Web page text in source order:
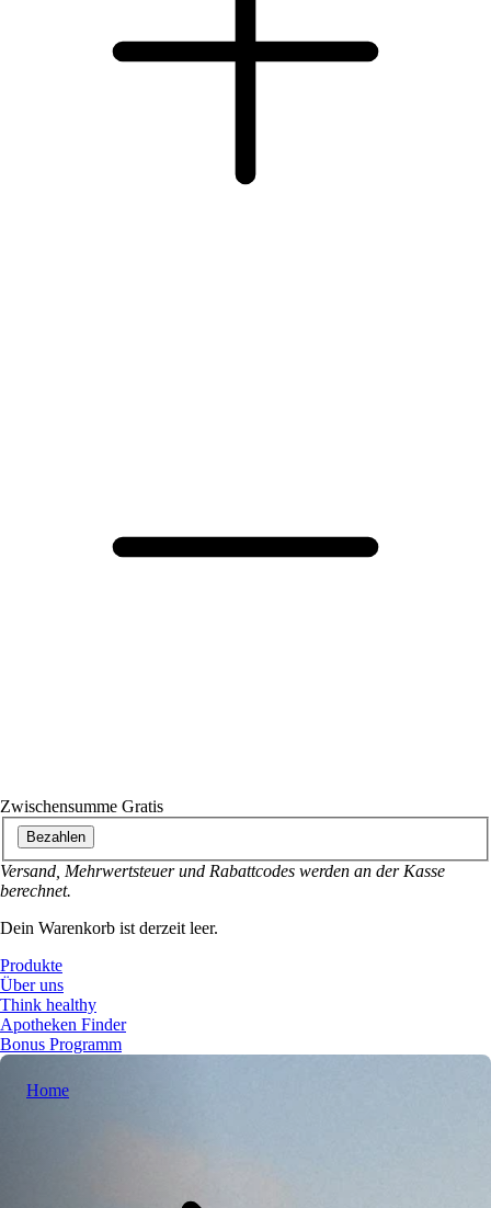
Zwischensumme Gratis
Bezahlen
Versand, Mehrwertsteuer und Rabattcodes werden an der Kasse
berechnet.
Dein Warenkorb ist derzeit leer.
Produkte
Über uns
Think healthy
Apotheken Finder
Bonus Programm
Home